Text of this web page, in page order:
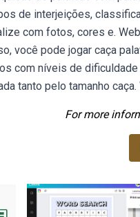
de interjeições,
com fotos, cores e.
você pode jogar caça
com níveis de
tanto pelo tamanho
For more